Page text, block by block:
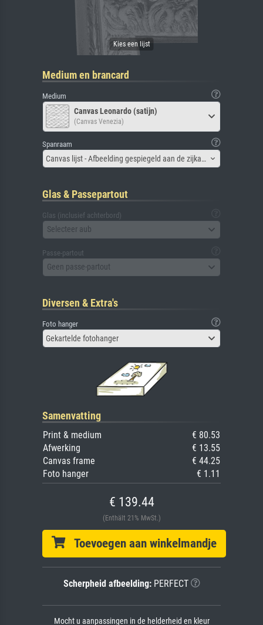
Medium en brancard
Medium
Canvas Leonardo (satijn)
(Canvas Venezia)
Spanraam
Canvas lijst - Afbeelding gespiegeld aan de zijkant
Glas & Passepartout
Glas (inclusief achterbord)
Selecteer aub
Passe-partout
Geen passe-partout
Diversen & Extra's
Foto hanger
Gekartelde fotohanger
Samenvatting
Print & medium
€ 80.53
Afwerking
€ 13.55
Canvas frame
€ 44.25
Foto hanger
€ 1.11
€ 139.44
(Enthält 21% MwSt.)
Toevoegen aan winkelmandje
Scherpheid afbeelding:PERFECT
Mocht u aanpassingen in de helderheid en kleur